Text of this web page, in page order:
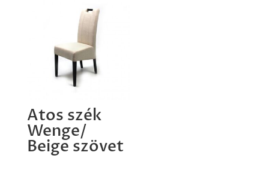
Atos szék
Wenge/
Beige szövet